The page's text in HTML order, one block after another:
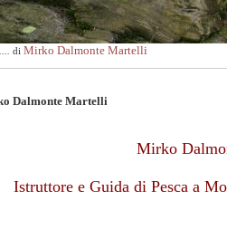
di Mirko Dalmonte Martelli
Dalmonte Martelli
Mirko
Istruttore e Guida di Pesca a